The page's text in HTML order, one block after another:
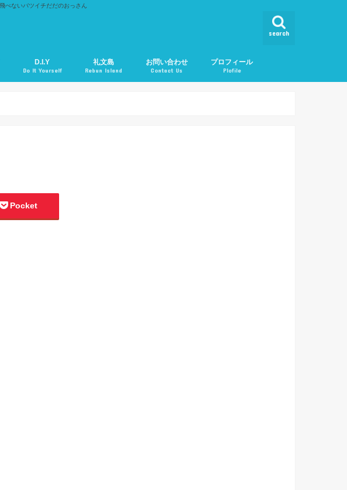
べないバツイチだだのおっさん
search
D.I.Y
Do It Yourself
礼文島
Rebun Island
お問い合わせ
Contact Us
プロフィール
Plofile
Pocket